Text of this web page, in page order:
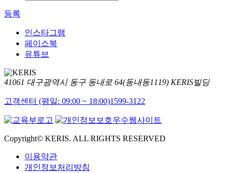
등록
인스타그램
페이스북
유튜브
41061 대구광역시 동구 동내로 64(동내동1119) KERIS빌딩
고객센터 (평일: 09:00 ~ 18:00)1599-3122
Copyright© KERIS. ALL RIGHTS RESERVED
이용약관
개인정보처리방침